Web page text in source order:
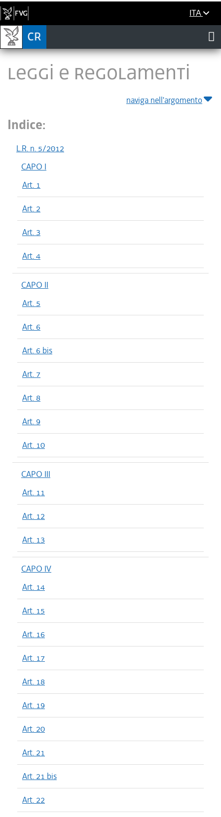
ITA
LEGGI E REGOLAMENTI
naviga nell'argomento
Indice:
L.R. n. 5/2012
CAPO I
Art. 1
Art. 2
Art. 3
Art. 4
CAPO II
Art. 5
Art. 6
Art. 6 bis
Art. 7
Art. 8
Art. 9
Art. 10
CAPO III
Art. 11
Art. 12
Art. 13
CAPO IV
Art. 14
Art. 15
Art. 16
Art. 17
Art. 18
Art. 19
Art. 20
Art. 21
Art. 21 bis
Art. 22